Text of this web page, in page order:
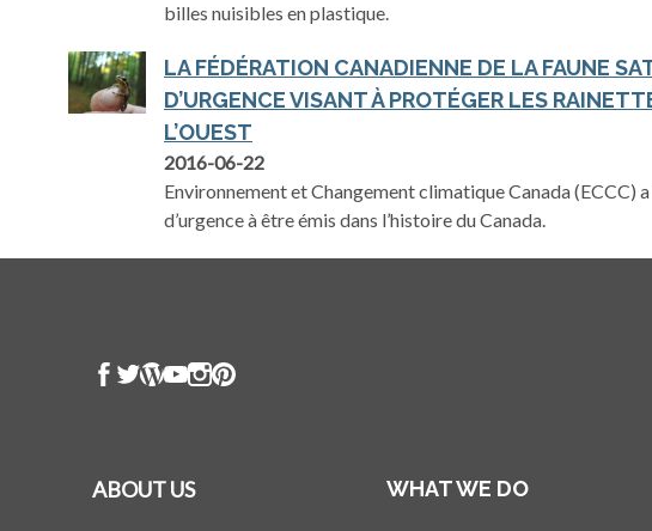
billes nuisibles en plastique.
LA FÉDÉRATION CANADIENNE DE LA FAUNE
D’URGENCE VISANT À PROTÉGER LES
L’OUEST
2016-06-22
Environnement et Changement climatique Canada (ECCC)
d’urgence à être émis dans l’histoire du Canada.
ABOUT US WHAT WE DO